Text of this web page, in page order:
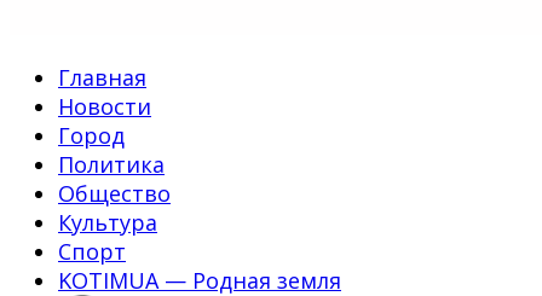
Главная
Новости
Город
Политика
Общество
Культура
Спорт
KOTIMUA — Родная земля